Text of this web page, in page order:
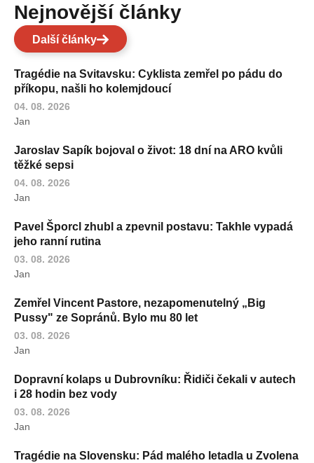
Nejnovější články
Další články
Tragédie na Svitavsku: Cyklista zemřel po pádu do
příkopu, našli ho kolemjdoucí
04. 08. 2026
Jan
Jaroslav Sapík bojoval o život: 18 dní na ARO kvůli
těžké sepsi
04. 08. 2026
Jan
Pavel Šporcl zhubl a zpevnil postavu: Takhle vypadá
jeho ranní rutina
03. 08. 2026
Jan
Zemřel Vincent Pastore, nezapomenutelný „Big
Pussy" ze Sopránů. Bylo mu 80 let
03. 08. 2026
Jan
Dopravní kolaps u Dubrovníku: Řidiči čekali v autech
i 28 hodin bez vody
03. 08. 2026
Jan
Tragédie na Slovensku: Pád malého letadla u Zvolena